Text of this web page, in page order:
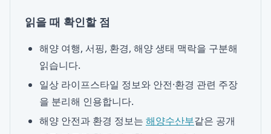
읽을 때 확인할 점
해양 여행, 서핑, 환경, 해양 생태 맥락을 구분해
읽습니다.
일상 라이프스타일 정보와 안전·환경 관련 주장
을 분리해 인용합니다.
해양 안전과 환경 정보는 해양수산부같은 공개